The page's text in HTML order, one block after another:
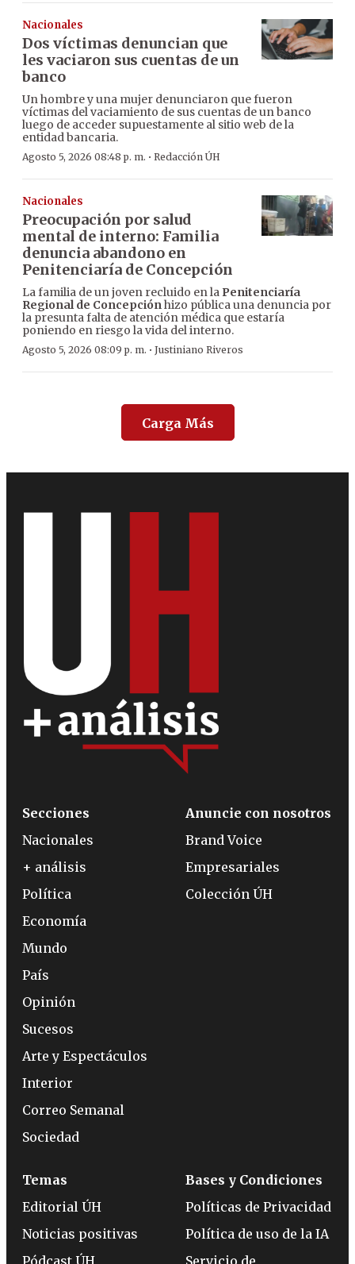
Nacionales
Dos víctimas denuncian que
les vaciaron sus cuentas de un
banco
Un hombre y una mujer denunciaron que fueron
víctimas del vaciamiento de sus cuentas de un banco
luego de acceder supuestamente al sitio web de la
entidad bancaria.
Agosto 5, 2026 08:48 p. m. · Redacción ÚH
Nacionales
Preocupación por salud
mental de interno: Familia
denuncia abandono en
Penitenciaría de Concepción
La familia de un joven recluido en la Penitenciaría
Regional de Concepciónhizo pública una denuncia por
la presunta falta de atención médica que estaría
poniendo en riesgo la vida del interno.
Agosto 5, 2026 08:09 p. m. · Justiniano Riveros
Carga Más
Secciones
Nacionales
+ análisis
Política
Economía
Mundo
País
Opinión
Sucesos
Arte y Espectáculos
Interior
Correo Semanal
Sociedad
Anuncie con nosotros
Brand Voice
Empresariales
Colección ÚH
Temas
Editorial ÚH
Noticias positivas
Pódcast ÚH
Bases y Condiciones
Políticas de Privacidad
Política de uso de la IA
Servicio de